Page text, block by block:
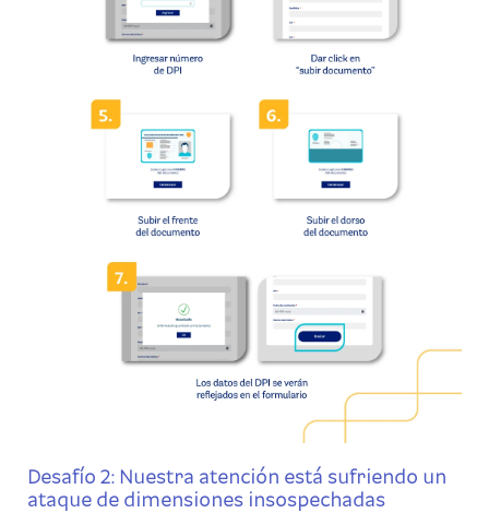
Desafío 2: Nuestra atención está sufriendo un
ataque de dimensiones insospechadas